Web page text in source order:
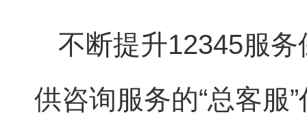
不断提升12345服
供咨询服务的“总客服